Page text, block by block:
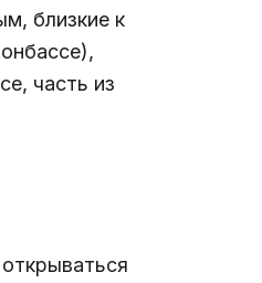
близкие к
часть из